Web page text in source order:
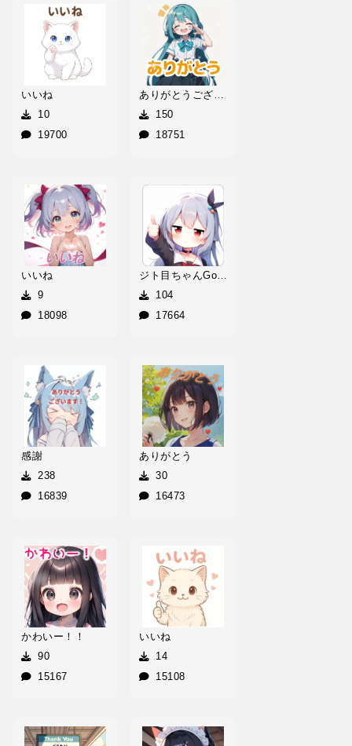
いいね
10
19700
ありがとうございます！
150
18751
いいね
9
18098
ジト目ちゃんGood！
104
17664
感謝
238
16839
ありがとう
30
16473
かわいー！！
90
15167
いいね
14
15108